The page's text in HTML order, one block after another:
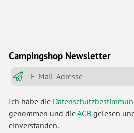
Campingshop Newsletter
Ich habe die
genommen und dieAGB gelesen
einverstanden.